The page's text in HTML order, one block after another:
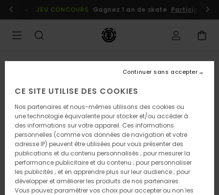
l'information
Se connecter / s'inscrire
JEU CONCOURS Gagnez 1 an de skate Participez
CE SITE UTILISE DES COOKIES
Nos partenaires et nous-mêmes utilisons des cookies ou
une technologie équivalente pour stocker et/ou accéder à
des informations sur votre appareil. Ces informations
personnelles (comme vos données de navigation et votre
adresse IP) peuvent être utilisées pour vous présenter des
publications et du contenu personnalisés ; pour mesurer la
performance publicitaire et du contenu ; pour personnaliser
les publicités ; et en apprendre plus sur leur audience ; pour
développer et améliorer les produits de nos partenaires.
Vous pouvez paramétrer vos choix pour accepter ou non les
Continuer sans accepter